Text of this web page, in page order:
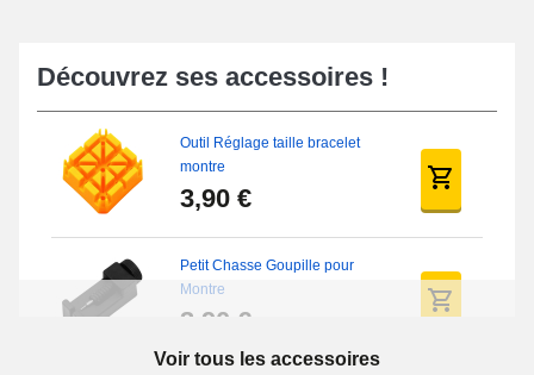
Découvrez ses accessoires !
Outil Réglage taille bracelet
montre
3,90 €
Petit Chasse Goupille pour
Montre
3,90 €
Voir tous les accessoires